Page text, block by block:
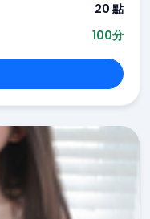
20 點
100分